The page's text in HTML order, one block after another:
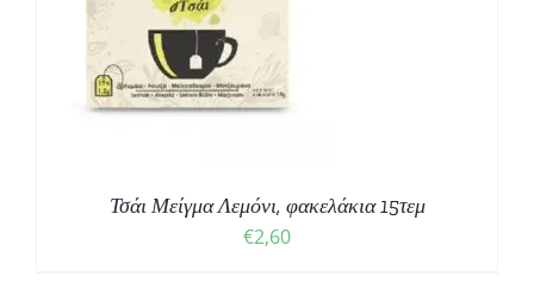
Τσάι Μείγμα Λεμόνι, φακελάκια 15τεμ
€2,60